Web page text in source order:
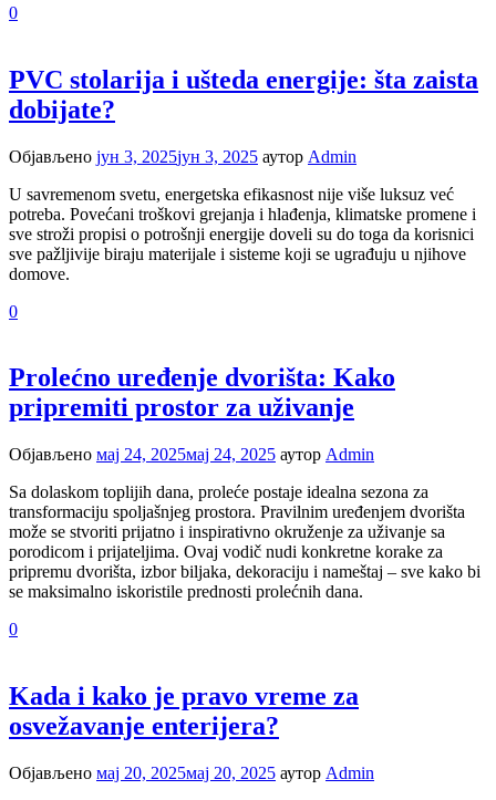
0
PVC stolarija i ušteda energije: šta zaista
dobijate?
Објављено јун 3, 2025јун 3, 2025 аутор Admin
U savremenom svetu, energetska efikasnost nije više luksuz već
potreba. Povećani troškovi grejanja i hlađenja, klimatske promene i
sve stroži propisi o potrošnji energije doveli su do toga da korisnici
sve pažljivije biraju materijale i sisteme koji se ugrađuju u njihove
domove.
0
Prolećno uređenje dvorišta: Kako
pripremiti prostor za uživanje
Објављено мај 24, 2025мај 24, 2025 аутор Admin
Sa dolaskom toplijih dana, proleće postaje idealna sezona za
transformaciju spoljašnjeg prostora. Pravilnim uređenjem dvorišta
može se stvoriti prijatno i inspirativno okruženje za uživanje sa
porodicom i prijateljima. Ovaj vodič nudi konkretne korake za
pripremu dvorišta, izbor biljaka, dekoraciju i nameštaj – sve kako bi
se maksimalno iskoristile prednosti prolećnih dana.
0
Kada i kako je pravo vreme za
osvežavanje enterijera?
Објављено мај 20, 2025мај 20, 2025 аутор Admin